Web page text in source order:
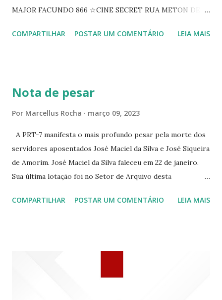
MAJOR FACUNDO 866 ☆CINE SECRET RUA METON DE
PEIXOTO 1307 ☆CINE IRIS RUA FLORIANO PEIXOTO 1206
☆CINE VIP CLUBE RUA 24 DE MAIO 825 ☆CINE ECLIPSE
COMPARTILHAR POSTAR UM COMENTÁRIO LEIA MAIS
Nota de pesar
Por Marcellus Rocha março 09, 2023
A PRT-7 manifesta o mais profundo pesar pela morte dos
servidores aposentados José Maciel da Silva e José Siqueira
de Amorim. José Maciel da Silva faleceu em 22 de janeiro.
Sua última lotação foi no Setor de Arquivo desta
Siqueira Amorim faleceu em 28 de fevereiro e encerrou a
COMPARTILHAR POSTAR UM COMENTÁRIO LEIA MAIS